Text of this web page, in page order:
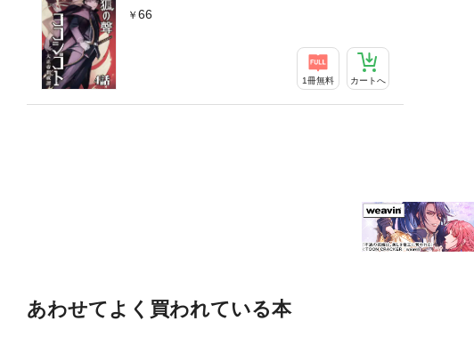
66
1冊無料 カートへ
あわせてよく買われている本